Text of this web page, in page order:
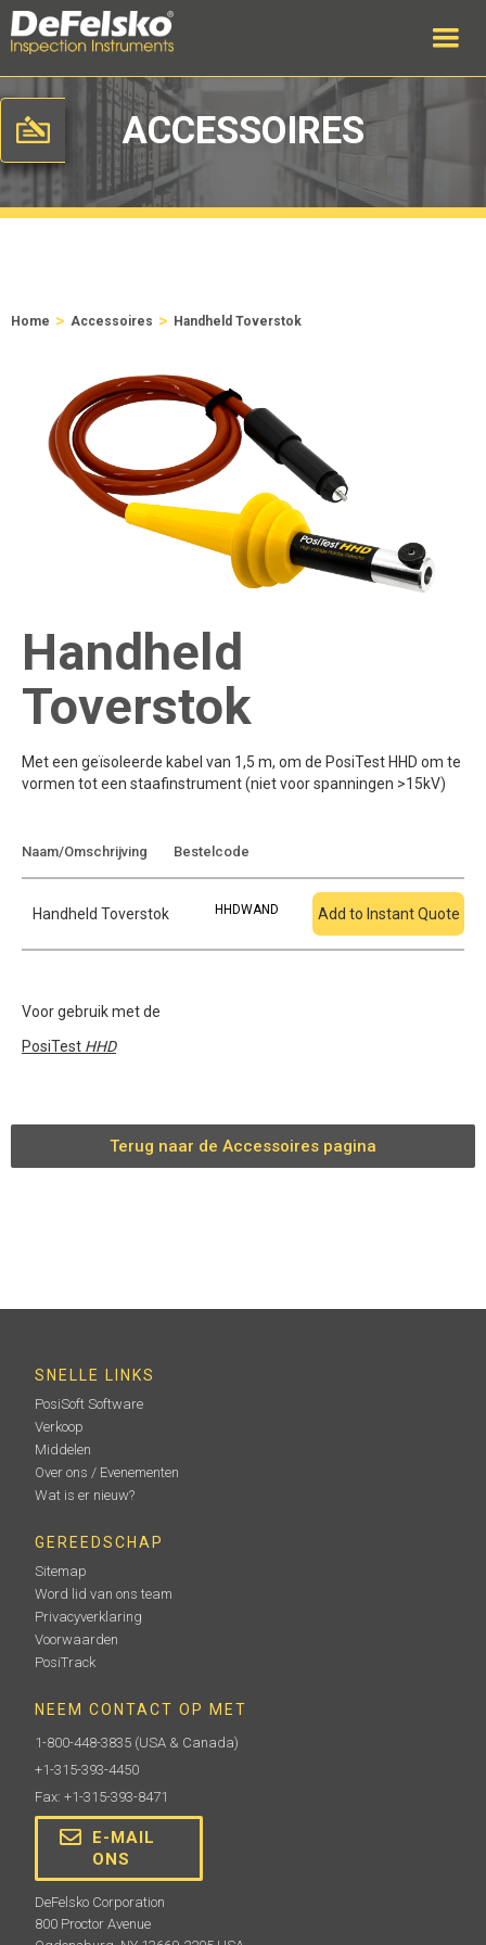
ACCESSOIRES
Home > Accessoires > Handheld Toverstok
Handheld
Toverstok
Met een geïsoleerde kabel van 1,5 m, om de PosiTest HHD om te
vormen tot een staafinstrument (niet voor spanningen >15kV)
Naam/Omschrijving Bestelcode
Handheld Toverstok HHDWAND Add to Instant Quote
Voor gebruik met de
PosiTest HHD
Terug naar de Accessoires pagina
SNELLE LINKS
PosiSoft Software
Verkoop
Middelen
Over ons / Evenementen
Wat is er nieuw?
GEREEDSCHAP
Sitemap
Word lid van ons team
Privacyverklaring
Voorwaarden
PosiTrack
NEEM CONTACT OP MET
1-800-448-3835 (USA & Canada)
+1-315-393-4450
Fax: +1-315-393-8471
E-MAIL
ONS
DeFelsko Corporation
800 Proctor Avenue